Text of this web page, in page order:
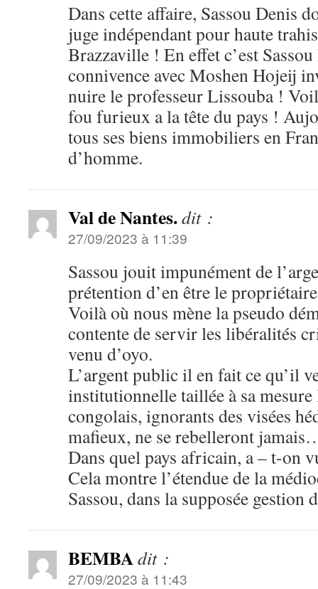
Dans cette affaire, Sassou Denis
juge indépendant pour haute
Brazzaville ! En effet c’est
connivence avec Moshen Hojeij
nuire le professeur Lissouba !
fou furieux a la tête du pays !
tous ses biens immobiliers en
d’homme.
Val de Nantes.dit :
27/09/2023 à 11:39
Sassou jouit impunément de
prétention d’en être le
Voilà où nous mène la pseudo
contente de servir les libéralités
venu d’oyo.
L’argent public il en fait ce qu’il
institutionnelle taillée à sa
congolais, ignorants des visées
mafieux, ne se rebelleront
Dans quel pays africain, a – t-on
Cela montre l’étendue de la
Sassou, dans la supposée gestion
BEMBAdit :
27/09/2023 à 11:43